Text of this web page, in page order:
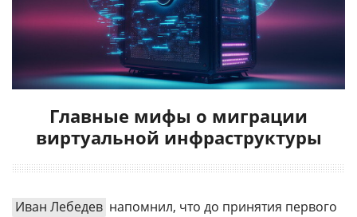
Главные мифы о миграции
виртуальной инфраструктуры
Иван Лебедев напомнил, что до принятия первого